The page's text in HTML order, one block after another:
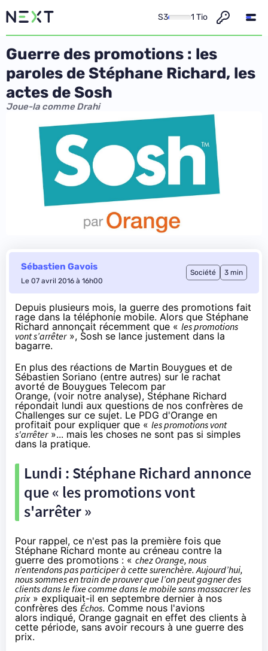
S3 1 Tio
Guerre des promotions : les
paroles de Stéphane Richard, les
actes de Sosh
Joue-la comme Drahi
Sébastien Gavois
Le 07 avril 2016 à 16h00
Société 3 min
Depuis plusieurs mois, la guerre des promotions fait
rage dans la téléphonie mobile. Alors que Stéphane
Richard annonçait récemment que « les promotions
vont s’arrêter», Sosh se lance justement dans la
bagarre.
En plus des réactions de Martin Bouygues et de
Sébastien Soriano (entre autres) sur le rachat
avorté de Bouygues Telecom par
Orange, (voir notre analyse), Stéphane Richard
répondait lundi aux questions de nos confrères de
Challenges sur ce sujet. Le PDG d'Orange en
profitait pour expliquer que « les promotions vont
s'arrêter»... mais les choses ne sont pas si simples
dans la pratique.
Lundi : Stéphane Richard annonce
que « les promotions vont
s'arrêter »
Pour rappel, ce n'est pas la première fois que
Stéphane Richard monte au créneau contre la
guerre des promotions : « chez Orange, nous
n’entendons pas participer à cette surenchère. Aujourd’hui,
nous sommes en train de prouver que l’on peut gagner des
clients dans le fixe comme dans le mobile sans massacrer les
prix» expliquait-il en septembre dernier à nos
confrères des Échos. Comme nous l'avions
alors indiqué, Orange gagnait en effet des clients à
cette période, sans avoir recours à une guerre des
prix.